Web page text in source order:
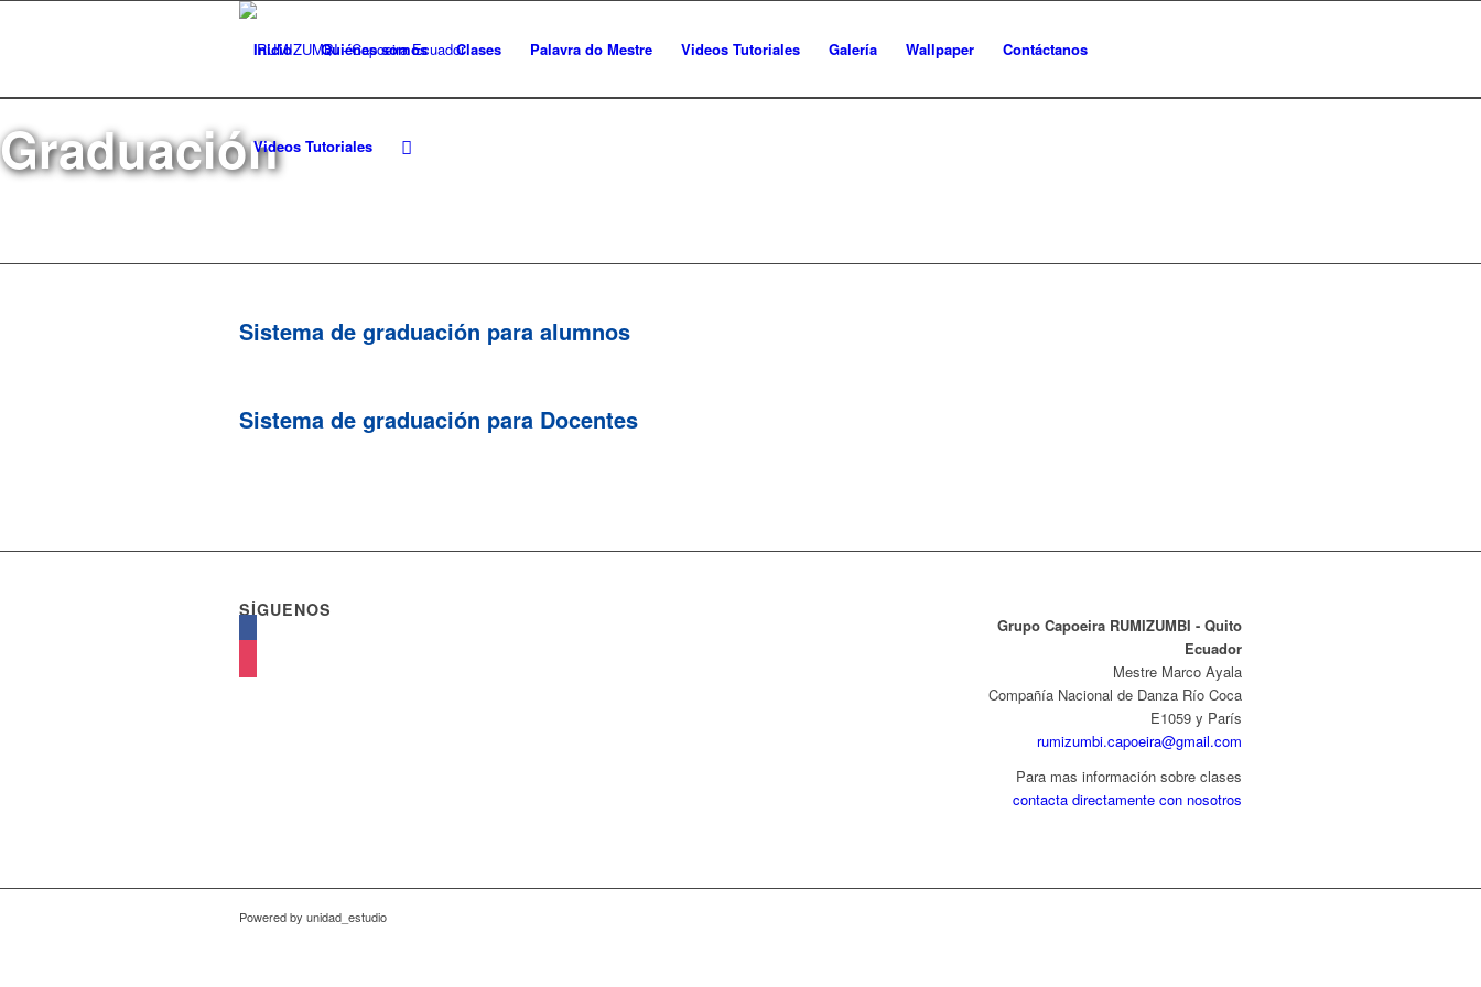
Inicio Quiénes somos Clases Palavra do Mestre Videos Tutoriales Galería Wallpaper Contáctanos
Videos Tutoriales
Graduación
Sistema de graduación para alumnos
Sistema de graduación para Docentes
SÍGUENOS
facebook
Grupo Capoeira RUMIZUMBI - Quito
Ecuador
Mestre Marco Ayala
Compañía Nacional de Danza Río Coca
E1059 y París
rumizumbi.capoeira@gmail.com
Para mas información sobre clases
contacta directamente con nosotros
Powered by unidad_estudio